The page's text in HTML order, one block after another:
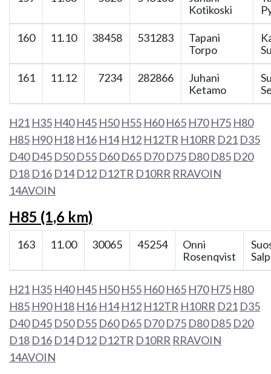
Kotikoski
160 11.10 38458 531283
Tapani
Torpo
161 11.12 7234 282866
Juhani
Ketamo
H21 H35 H40 H45 H50 H55 H60 H65 H70 H75 H80
H85 H90 H18 H16 H14 H12 H12TR H10RR D21 D35
D40 D45 D50 D55 D60 D65 D70 D75 D80 D85 D20
D18 D16 D14 D12 D12TR D10RR RRAVOIN
14AVOIN
H85 (1,6 km)
163 11.00 30065 45254
Onni
Rosenqvist
H21 H35 H40 H45 H50 H55 H60 H65 H70 H75 H80
H85 H90 H18 H16 H14 H12 H12TR H10RR D21 D35
D40 D45 D50 D55 D60 D65 D70 D75 D80 D85 D20
D18 D16 D14 D12 D12TR D10RR RRAVOIN
14AVOIN